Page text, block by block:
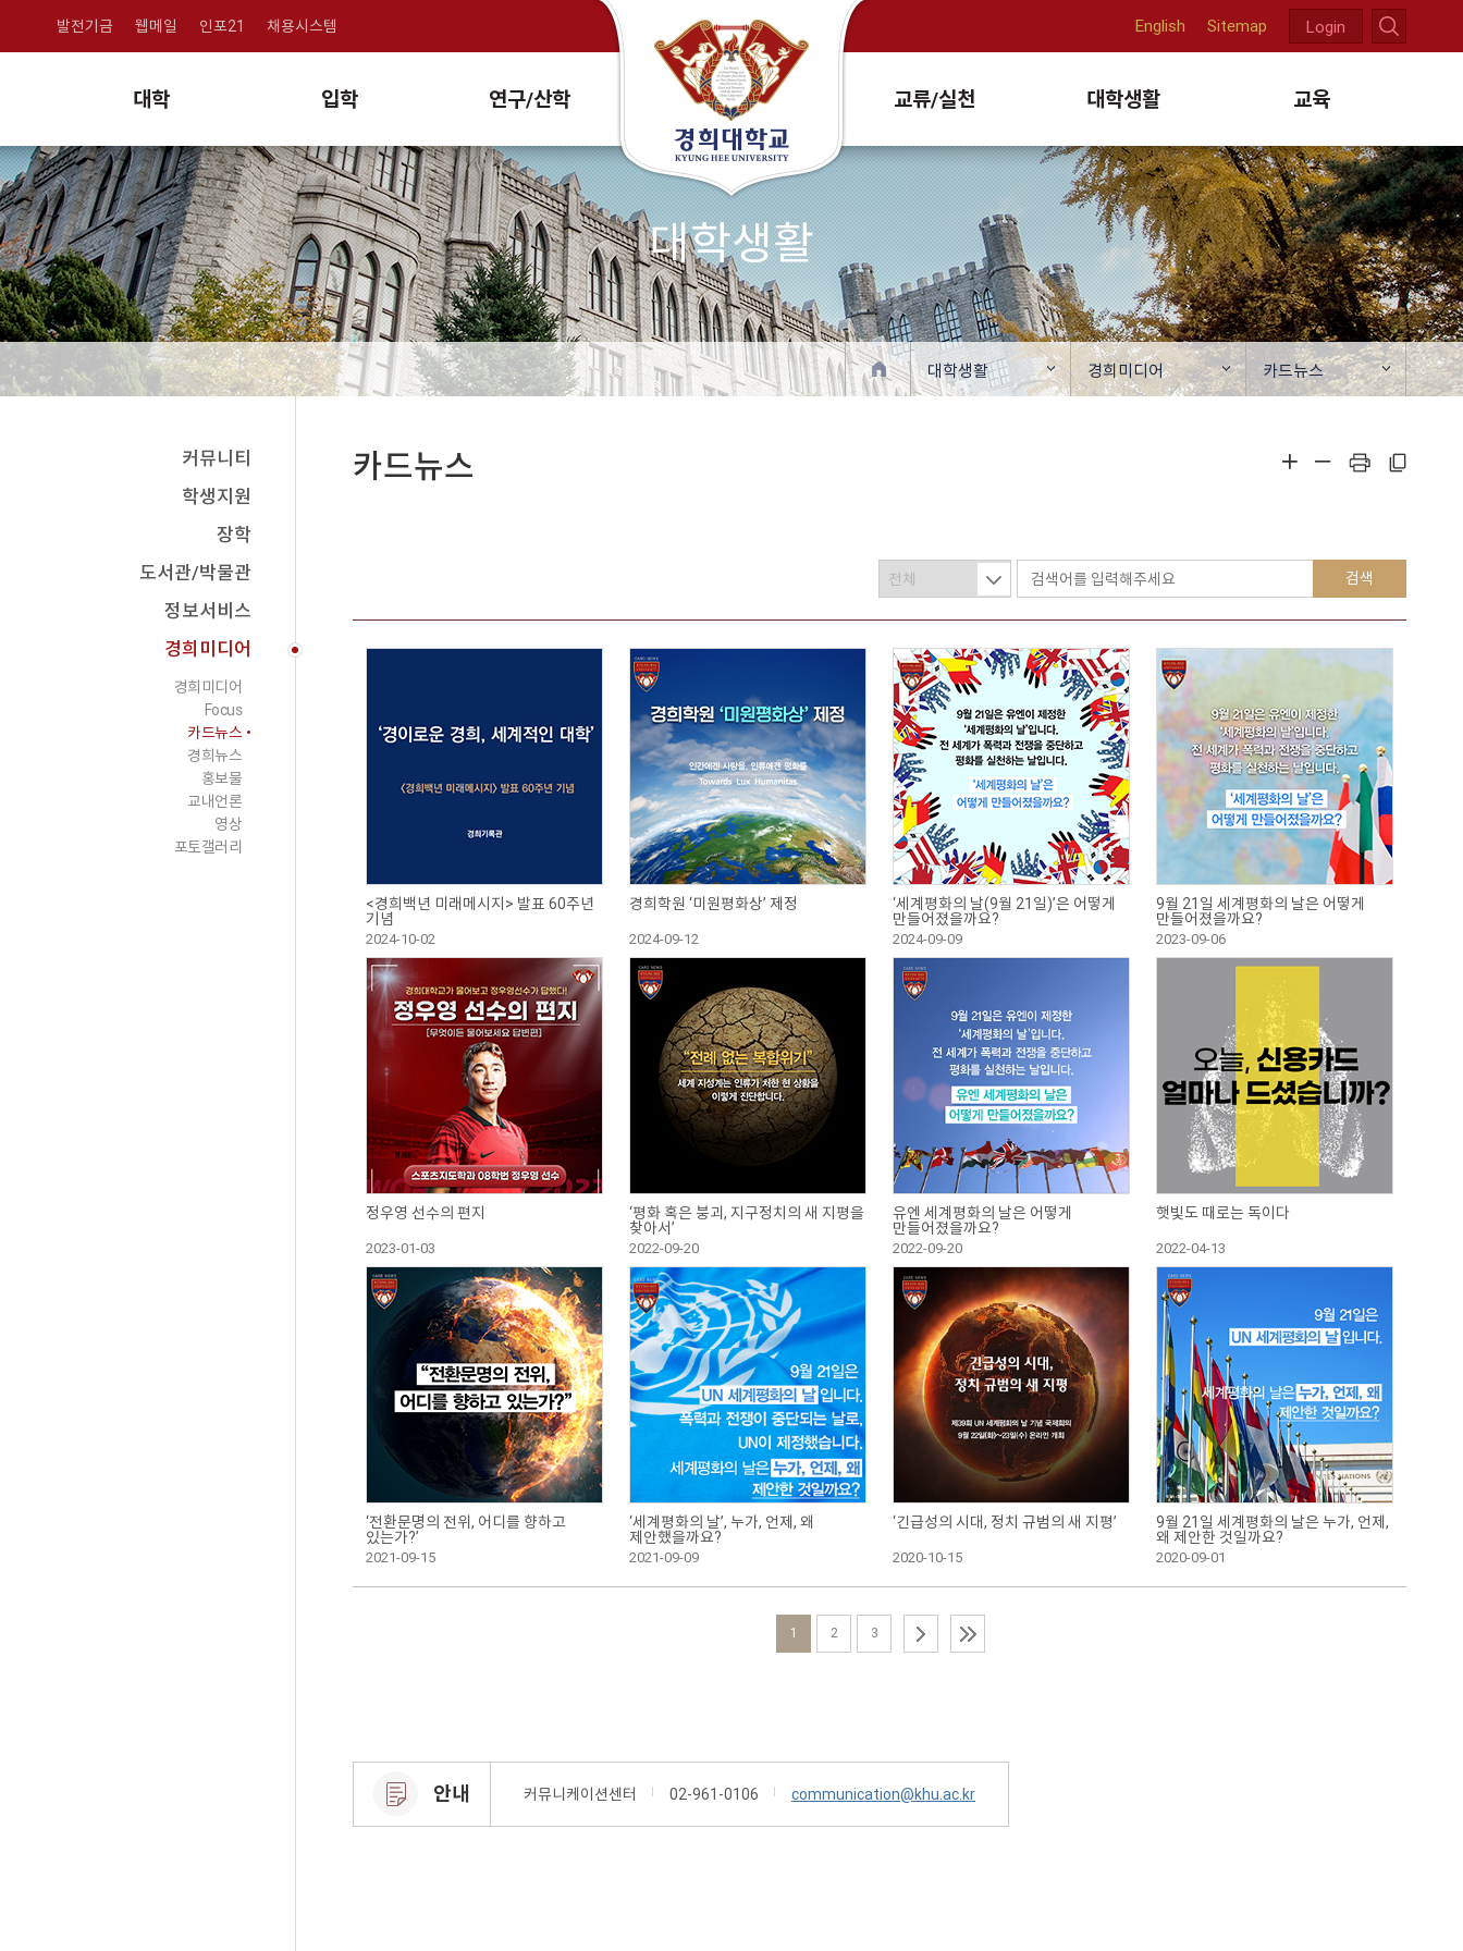
대학 입학 연구/산학 교류/실천 대학생활 교육
발전기금 웹메일 인포21 채용시스템 English Sitemap Login
대학생활
대학생활 경희미디어 카드뉴스
커뮤니티
학생지원
장학
도서관/박물관
정보서비스
경희미디어
경희미디어
Focus
카드뉴스
경희뉴스
홍보물
교내언론
영상
포토갤러리
카드뉴스
검색
<경희백년 미래메시지> 발표 60주년
기념
2024-10-02
경희학원 ‘미원평화상’ 제정
2024-09-12
‘세계평화의 날(9월 21일)’은 어떻게
만들어졌을까요?
2024-09-09
9월 21일 세계평화의 날은 어떻게
만들어졌을까요?
2023-09-06
정우영 선수의 편지
2023-01-03
‘평화 혹은 붕괴, 지구정치의 새 지평을
찾아서’
2022-09-20
유엔 세계평화의 날은 어떻게
만들어졌을까요?
2022-09-20
햇빛도 때로는 독이다
2022-04-13
‘전환문명의 전위, 어디를 향하고
있는가?’
2021-09-15
‘세계평화의 날’, 누가, 언제, 왜
제안했을까요?
2021-09-09
‘긴급성의 시대, 정치 규범의 새 지평’
2020-10-15
9월 21일 세계평화의 날은 누가, 언제,
왜 제안한 것일까요?
2020-09-01
1 2 3
안내 커뮤니케이션센터 02-961-0106 communication@khu.ac.kr